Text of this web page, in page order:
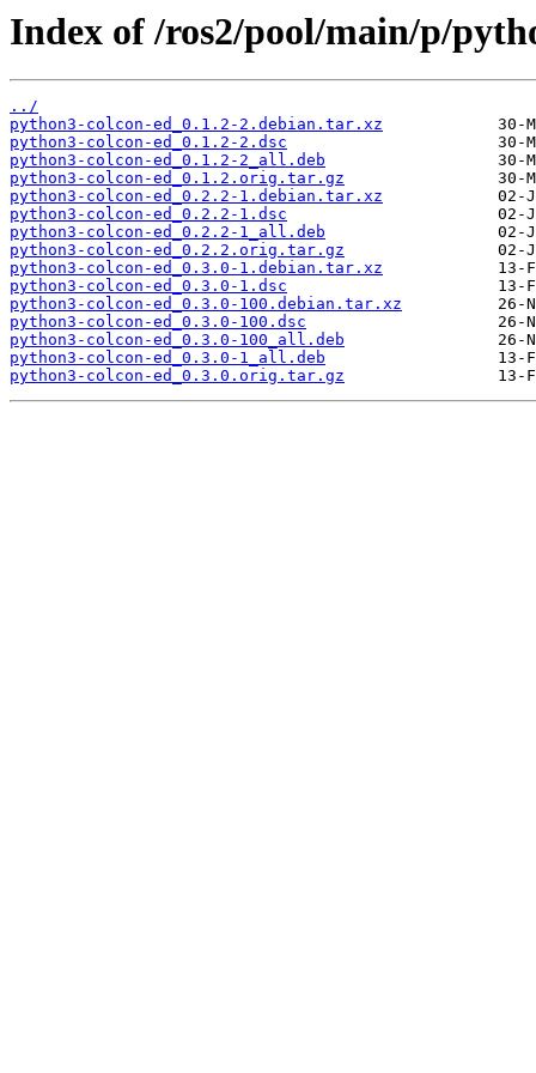
Index of /ros2/pool/main/p/
../
python3-colcon-ed_0.1.2-2.debian.tar.xz
python3-colcon-ed_0.1.2-2.dsc
python3-colcon-ed_0.1.2-2_all.deb
python3-colcon-ed_0.1.2.orig.tar.gz
python3-colcon-ed_0.2.2-1.debian.tar.xz
python3-colcon-ed_0.2.2-1.dsc
python3-colcon-ed_0.2.2-1_all.deb
python3-colcon-ed_0.2.2.orig.tar.gz
python3-colcon-ed_0.3.0-1.debian.tar.xz
python3-colcon-ed_0.3.0-1.dsc
python3-colcon-ed_0.3.0-100.debian.tar.xz
python3-colcon-ed_0.3.0-100.dsc
python3-colcon-ed_0.3.0-100_all.deb
python3-colcon-ed_0.3.0-1_all.deb
python3-colcon-ed_0.3.0.orig.tar.gz